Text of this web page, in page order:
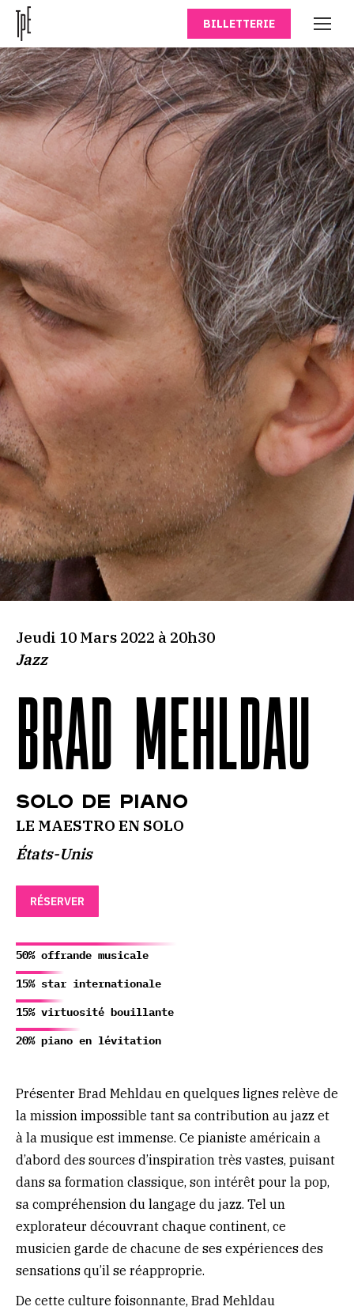
BILLETTERIE
Jeudi 10 Mars 2022 à 20h30
Jazz
BRAD MEHLDAU
Solo de Piano
LE MAESTRO EN SOLO
États-Unis
RÉSERVER
50% offrande musicale
15% star internationale
15% virtuosité bouillante
20% piano en lévitation
Présenter Brad Mehldau en quelques lignes relève de
la mission impossible tant sa contribution au jazz et
à la musique est immense. Ce pianiste américain a
d’abord des sources d’inspiration très vastes, puisant
dans sa formation classique, son intérêt pour la pop,
sa compréhension du langage du jazz. Tel un
explorateur découvrant chaque continent, ce
musicien garde de chacune de ses expériences des
sensations qu’il se réapproprie.
De cette culture foisonnante, Brad Mehldau